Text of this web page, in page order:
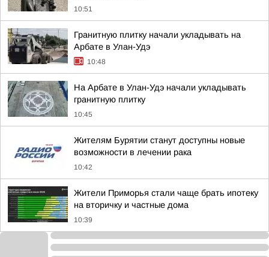
10:51
Гранитную плитку начали укладывать на
Арбате в Улан-Удэ
10:48
На Арбате в Улан-Удэ начали укладывать
гранитную плитку
10:45
Жителям Бурятии станут доступны новые
возможности в лечении рака
10:42
Жители Приморья стали чаще брать ипотеку
на вторичку и частные дома
10:39